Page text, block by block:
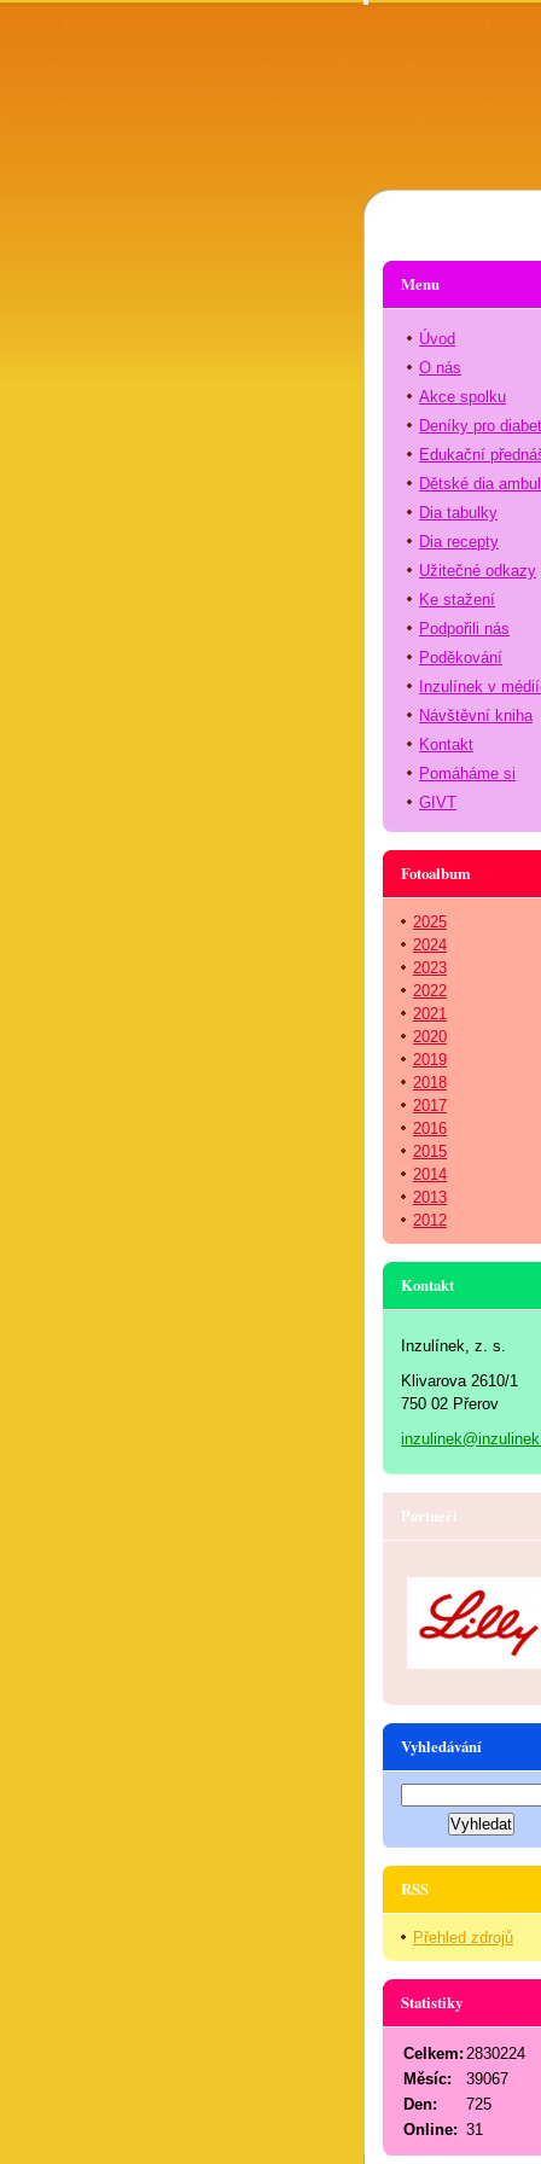
Menu
Úvod
O nás
Akce spolku
Deníky pro
Edukační
Dětské dia
Dia tabulky
Dia recepty
Užitečné odkazy
Ke stažení
Podpořili nás
Poděkování
Inzulínek v
Návštěvní kniha
Kontakt
Pomáháme si
GIVT
Fotoalbum
2025
2024
2023
2022
2021
2020
2019
2018
2017
2016
2015
2014
2013
2012
Kontakt
Inzulínek, z. s.
Klivarova 2610/1
750 02 Přerov
Partneři
Vyhledávání
RSS
Přehled zdrojů
Statistiky
Online: 31
Celkem: 2830224
Měsíc:
39067
Den:
725